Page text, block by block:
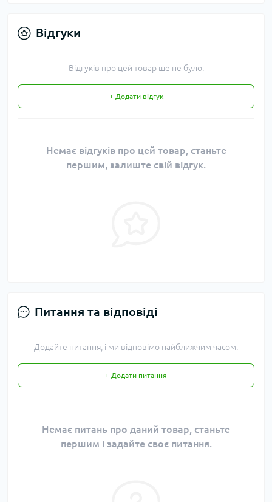
Відгуки
Відгуків про цей товар ще не було.
+ Додати відгук
Немає відгуків про цей товар, станьте
першим, залиште свій відгук.
Питання та відповіді
Додайте питання, і ми відповімо найближчим часом.
+ Додати питання
Немає питань про даний товар, станьте
першим і задайте своє питання.